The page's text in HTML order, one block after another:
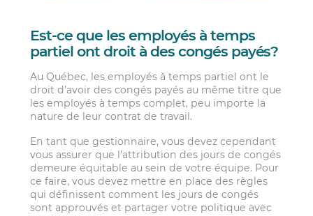
Est-ce que les employés à temps
partiel ont droit à des congés payés?
Au Québec, les employés à temps partiel ont le
droit d’avoir des congés payés au même titre que
les employés à temps complet, peu importe la
nature de leur contrat de travail.
En tant que gestionnaire, vous devez cependant
vous assurer que l’attribution des jours de congés
demeure équitable au sein de votre équipe. Pour
ce faire, vous devez mettre en place des règles
qui définissent comment les jours de congés
sont approuvés et partager votre politique avec